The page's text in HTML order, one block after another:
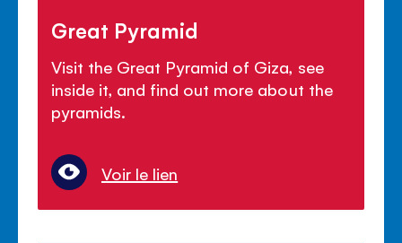
Great Pyramid
Visit the Great Pyramid of Giza, see
inside it, and find out more about the
pyramids.
Voir le lien